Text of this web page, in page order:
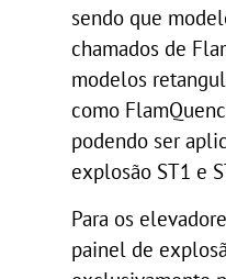
sendo que
chamados de
modelos
como
podendo ser
explosão ST1 e
Para os
painel de